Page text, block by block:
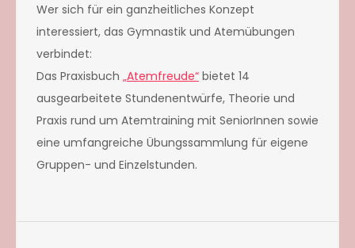
Wer sich für ein ganzheitliches Konzept
interessiert, das Gymnastik und Atemübungen
verbindet:
Das Praxisbuch „Atemfreude“ bietet 14
ausgearbeitete Stundenentwürfe, Theorie und
Praxis rund um Atemtraining mit SeniorInnen sowie
eine umfangreiche Übungssammlung für eigene
Gruppen- und Einzelstunden.